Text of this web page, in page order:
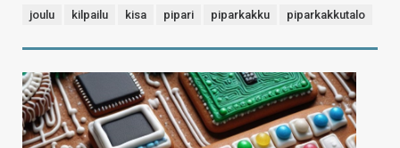
joulu kilpailu kisa pipari piparkakku piparkakkutalo